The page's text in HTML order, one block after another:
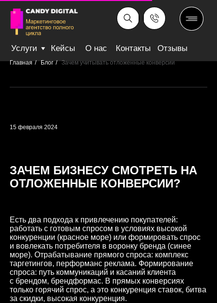
Услуги Кейсы
Главная / Блог / Зачем учитывать отложенные конверсии
15 февраля 2024
ЗАЧЕМ БИЗНЕСУ СМОТРЕТЬ НА
ОТЛОЖЕННЫЕ КОНВЕРСИИ?
Есть два подхода к привлечению покупателей:
работать с готовым спросом в условиях высокой
конкуренции (красное море) или формировать спрос
и вовлекать потребителя в воронку бренда (синее
море). Отрабатывание прямого спроса: комплекс
таргетингов, перформанс реклама. Формирование
спроса: путь коммуникаций и касаний клиента
с брендом, брендформас. В прямых конверсиях
только горячий спрос, а это конкуренция ставок, битва
за скидки, высокая конкуренция.